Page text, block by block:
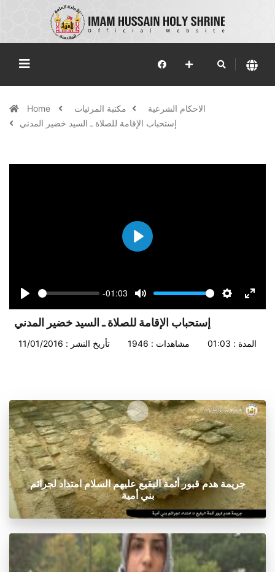
Home مكتبة المرئيات
الاحكام الشرعية
إستحباب الإقامة للصلاة ـ السيد خضير المدني
Play
Seek
-01:03
Volume
إستحباب الإقامة للصلاة ـ السيد خضير المدني
تأريخ النشر : 11/01/2016 مشاهدات : 1946 المدة : 01:03
جريمة هدم قبور أئمة البقيع عليهم السلام امتداد لجرائم
بني أمية